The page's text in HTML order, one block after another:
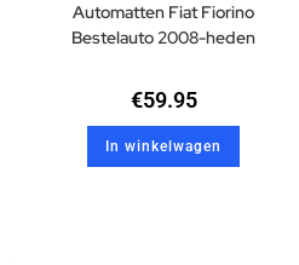
Automatten Fiat Fiorino
Bestelauto 2008-heden
€59.95
In winkelwagen